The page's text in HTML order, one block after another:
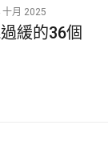
十月 2025
緩的36個